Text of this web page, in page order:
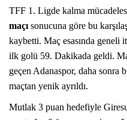
TFF 1. Ligde kalma
maçı sonucuna göre bu
kaybetti. Maç esasında geneli
ilk golü 59. Dakikada geldi.
geçen Adanaspor, daha sonra
maçtan yenik ayrıldı.
Mutlak 3 puan hedefiyle